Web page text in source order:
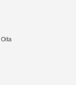
Oita